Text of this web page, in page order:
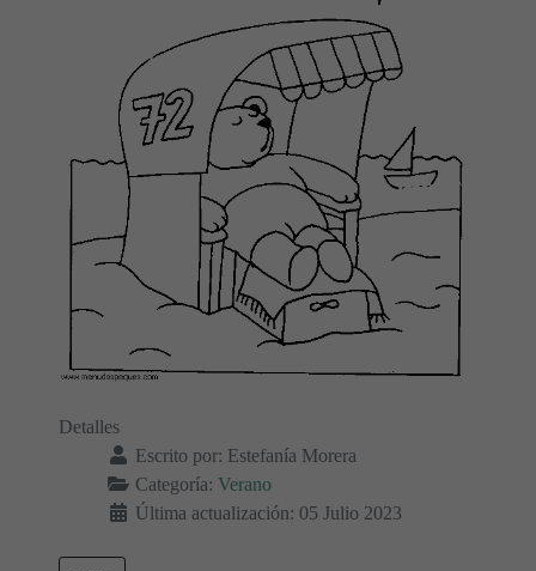
Detalles
Escrito por: Estefanía Morera
Categoría: Verano
Última actualización: 05 Julio 2023